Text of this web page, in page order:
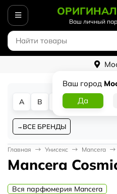
ОРИГИНАЛ
Ваш личный
Ваш город
A B D
ВСЕ БРЕНДЫ
Главная Унисекс Mancera
Mancera
Вся парфюмерия Mancera